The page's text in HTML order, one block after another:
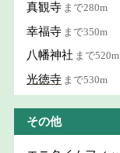
真観寺 まで280m
幸福寺 まで350m
八幡神社 まで520m
光徳寺 まで530m
その他